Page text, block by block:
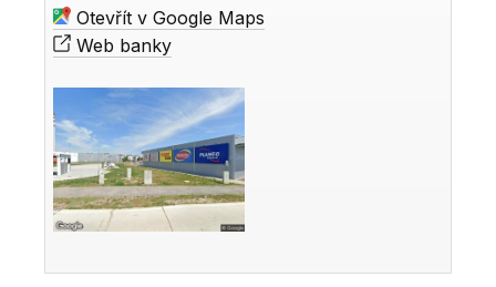
Otevřít v Google Maps
Web banky